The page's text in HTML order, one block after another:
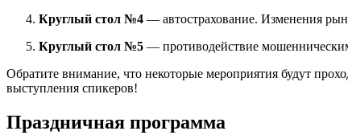
Круглый стол №4 — автострахование. Изменения
Круглый стол №5 — противодействие
Обратите внимание, что некоторые мероприятия будут
выступления спикеров!
Праздничная программа